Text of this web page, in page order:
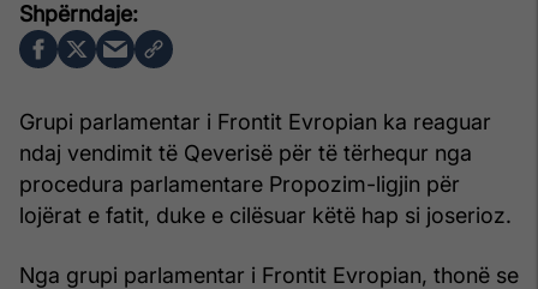
Grupi parlamentar i Frontit Evropian ka reaguar
ndaj vendimit të Qeverisë për të tërhequr nga
procedura parlamentare Propozim-ligjin për
lojërat e fatit, duke e cilësuar këtë hap si joserioz.
Nga grupi parlamentar i Frontit Evropian, thonë se